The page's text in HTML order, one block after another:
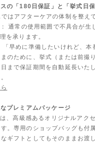
の「180日保証」と「挙式日保
はアフターケアの体制を整え
通常の使用範囲で不具合が生
を承ります。
「早めに準備したいけれど、本
のために、挙式（または前撮
まで保証期間を自動延長いた
プレミアムパッケージ
、高級感あるオリジナルアク
。専用のショップバッグも付
ギフトとしてもそのままお渡